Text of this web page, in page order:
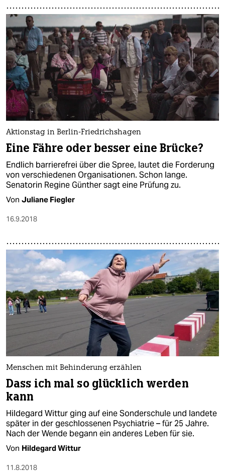
Aktionstag in Berlin-Friedrichshagen
Eine Fähre oder besser eine Brücke?
Endlich barrierefrei über die Spree, lautet die Forderung
von verschiedenen Organisationen. Schon lange.
Senatorin Regine Günther sagt eine Prüfung zu.
Von Juliane Fiegler
16.9.2018
Menschen mit Behinderung erzählen
Dass ich mal so glücklich werden
kann
Hildegard Wittur ging auf eine Sonderschule und landete
später in der geschlossenen Psychiatrie – für 25 Jahre.
Nach der Wende begann ein anderes Leben für sie.
Von Hildegard Wittur
11.8.2018